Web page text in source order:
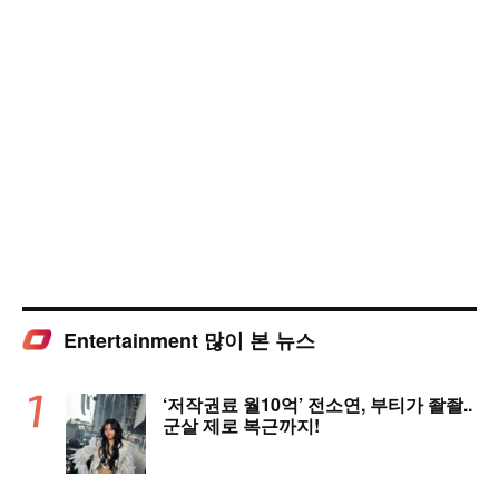
Entertainment 많이 본 뉴스
‘저작권료 월10억’ 전소연, 부티가 좔좔..
군살 제로 복근까지!